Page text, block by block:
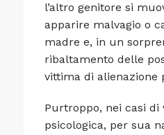
l’altro genitore si
apparire malvagio o
madre e, in un
ribaltamento delle
vittima di alienazione
Purtroppo, nei casi di
psicologica, per sua